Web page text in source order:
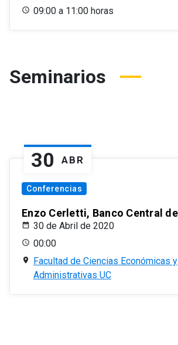
09:00 a 11:00 horas
Seminarios
30 ABR
Conferencias
Enzo Cerletti, Banco Central
30 de Abril de 2020
00:00
Facultad de Ciencias Económicas y
Administrativas UC